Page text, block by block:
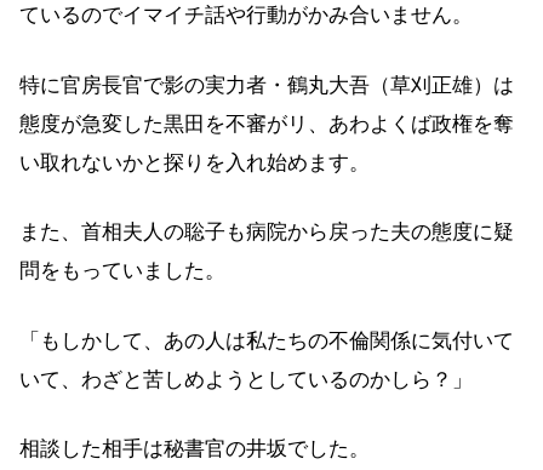
ているのでイマイチ話や行動がかみ合いません。
特に官房長官で影の実力者・鶴丸大吾（草刈正雄）は
態度が急変した黒田を不審がリ、あわよくば政権を奪
い取れないかと探りを入れ始めます。
また、首相夫人の聡子も病院から戻った夫の態度に疑
問をもっていました。
「もしかして、あの人は私たちの不倫関係に気付いて
いて、わざと苦しめようとしているのかしら？」
相談した相手は秘書官の井坂でした。